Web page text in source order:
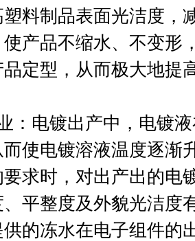
料制品表面光洁度，
产品不缩水、不变形
定型，从而极大地提
：电镀出产中，电镀
使电镀溶液温度逐渐
求时，对出产出的电
平整度及外貌光洁度
的冻水在电子组件的